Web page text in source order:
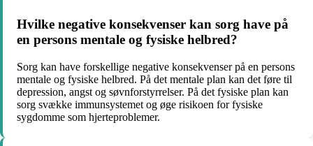
Hvilke negative konsekvenser kan sorg have på
en persons mentale og fysiske helbred?
Sorg kan have forskellige negative konsekvenser på en persons
mentale og fysiske helbred. På det mentale plan kan det føre til
depression, angst og søvnforstyrrelser. På det fysiske plan kan
sorg svække immunsystemet og øge risikoen for fysiske
sygdomme som hjerteproblemer.